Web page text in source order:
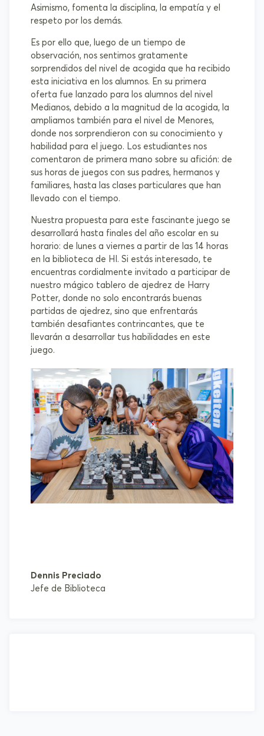
Asimismo, fomenta la disciplina, la empatía y el
respeto por los demás.
Es por ello que, luego de un tiempo de
observación, nos sentimos gratamente
sorprendidos del nivel de acogida que ha recibido
esta iniciativa en los alumnos. En su primera
oferta fue lanzado para los alumnos del nivel
Medianos, debido a la magnitud de la acogida, la
ampliamos también para el nivel de Menores,
donde nos sorprendieron con su conocimiento y
habilidad para el juego. Los estudiantes nos
comentaron de primera mano sobre su afición: de
sus horas de juegos con sus padres, hermanos y
familiares, hasta las clases particulares que han
llevado con el tiempo.
Nuestra propuesta para este fascinante juego se
desarrollará hasta finales del año escolar en su
horario: de lunes a viernes a partir de las 14 horas
en la biblioteca de HI. Si estás interesado, te
encuentras cordialmente invitado a participar de
nuestro mágico tablero de ajedrez de Harry
Potter, donde no solo encontrarás buenas
partidas de ajedrez, sino que enfrentarás
también desafiantes contrincantes, que te
llevarán a desarrollar tus habilidades en este
juego.
Dennis Preciado
Jefe de Biblioteca